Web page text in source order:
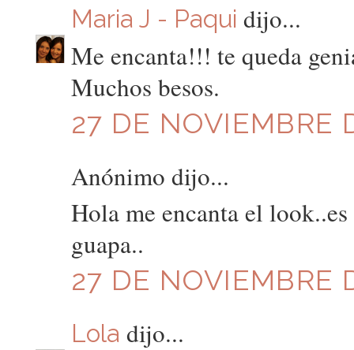
Maria J - Paqui dijo...
Me encanta!!! te queda
Muchos besos.
27 DE NOVIEMBRE
Anónimo dijo...
Hola me encanta el
guapa..
27 DE NOVIEMBRE
Lola dijo...